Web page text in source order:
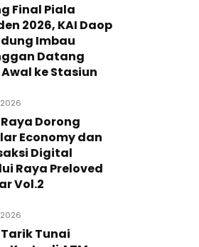
Final Piala
2026, KAI Daop
Imbau
Datang
Awal ke Stasiun
Dorong
Economy dan
Digital
Raya Preloved
Vol.2
Tunai